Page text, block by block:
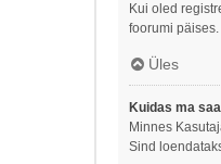
Kui oled
foorumi
Üles
Kuidas ma
Minnes
Sind